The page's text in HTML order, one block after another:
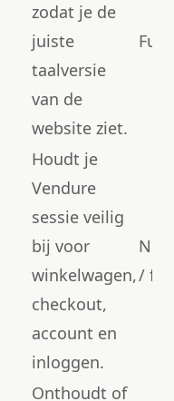
zodat je de
juiste
taalversie
van de
website ziet.
Houdt je
Vendure
sessie veilig
bij voor
winkelwagen,
checkout,
account en
inloggen.
/
Onthoudt of